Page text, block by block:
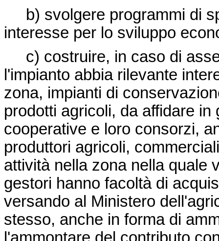
b) svolgere programmi di
interesse per lo sviluppo
c) costruire, in caso di
l'impianto abbia rilevante
zona, impianti di
prodotti agricoli, da affidare
cooperative e loro consorzi,
produttori agricoli,
attività nella zona nella quale
gestori hanno facoltà di
versando al Ministero
stesso, anche in forma di